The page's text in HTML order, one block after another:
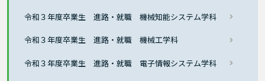
令和３年度卒業生 進路・就職 機械知能システム学科
令和３年度卒業生 進路・就職 機械工学科
令和３年度卒業生 進路・就職 電子情報システム学科